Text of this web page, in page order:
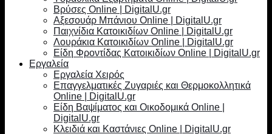
Βρύσες Online | DigitalU.gr
Αξεσουάρ Μπάνιου Online | DigitalU.gr
Παιχνίδια Κατοικιδίων Online | DigitalU.gr
Λουράκια Κατοικιδίων Online | DigitalU.gr
Είδη Φροντίδας Κατοικιδίων Online | DigitalU.gr
Εργαλεία
Εργαλεία Χειρός
Επαγγελματικές Ζυγαριές και Θερμοκολλητικά
Online | DigitalU.gr
Είδη Βαψίματος και Οικοδομικά Online |
DigitalU.gr
Κλειδιά και Καστάνιες Online | DigitalU.gr